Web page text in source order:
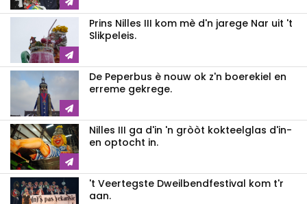
Prins Nilles III kom mè d'n jarege Nar uit 't
Slikpeleis.
De Peperbus è nouw ok z'n boerekiel en
erreme gekrege.
Nilles III ga d'in 'n gròòt kokteelglas d'in-
en optocht in.
't Veertegste Dweilbendfestival kom t'r
aan.